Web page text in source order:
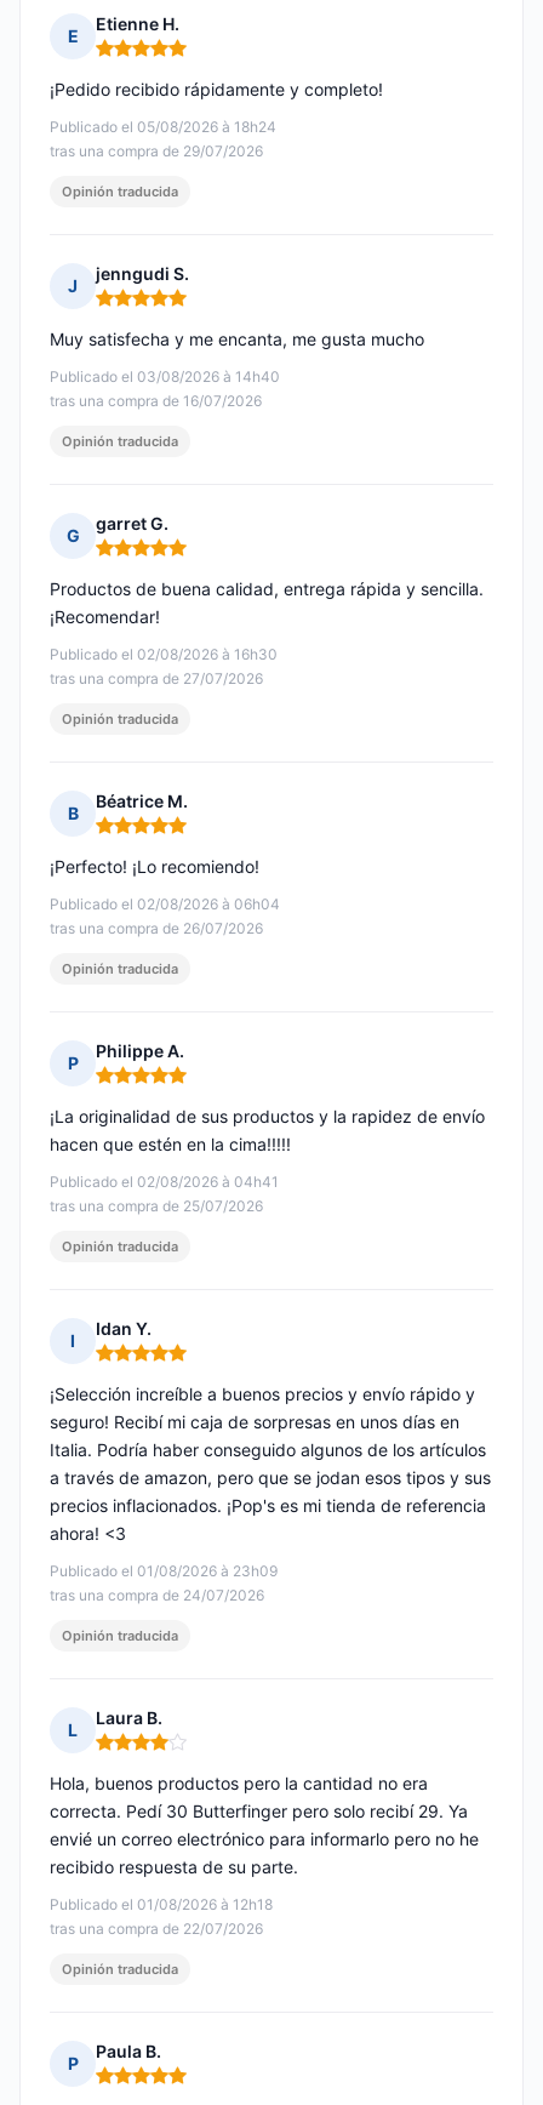
E
Etienne H.
Nota: 5 de 5
Publicado el 05/08/2026 à 18h24
tras una compra de 29/07/2026
¡Pedido recibido rápidamente y completo!
Opinión traducida
J
jenngudi S.
Nota: 5 de 5
Publicado el 03/08/2026 à 14h40
tras una compra de 16/07/2026
Muy satisfecha y me encanta, me gusta mucho
Opinión traducida
G
garret G.
Nota: 5 de 5
Publicado el 02/08/2026 à 16h30
tras una compra de 27/07/2026
Productos de buena calidad, entrega rápida y sencilla.
¡Recomendar!
Opinión traducida
B
Béatrice M.
Nota: 5 de 5
Publicado el 02/08/2026 à 06h04
tras una compra de 26/07/2026
¡Perfecto! ¡Lo recomiendo!
Opinión traducida
P
Philippe A.
Nota: 5 de 5
Publicado el 02/08/2026 à 04h41
tras una compra de 25/07/2026
¡La originalidad de sus productos y la rapidez de envío
hacen que estén en la cima!!!!!
Opinión traducida
I
Idan Y.
Nota: 5 de 5
Publicado el 01/08/2026 à 23h09
tras una compra de 24/07/2026
¡Selección increíble a buenos precios y envío rápido y
seguro! Recibí mi caja de sorpresas en unos días en
Italia. Podría haber conseguido algunos de los artículos
a través de amazon, pero que se jodan esos tipos y sus
precios inflacionados. ¡Pop's es mi tienda de referencia
ahora! <3
Opinión traducida
L
Laura B.
Nota: 4 de 5
Publicado el 01/08/2026 à 12h18
tras una compra de 22/07/2026
Hola, buenos productos pero la cantidad no era
correcta. Pedí 30 Butterfinger pero solo recibí 29. Ya
envié un correo electrónico para informarlo pero no he
recibido respuesta de su parte.
Opinión traducida
P
Paula B.
Nota: 5 de 5